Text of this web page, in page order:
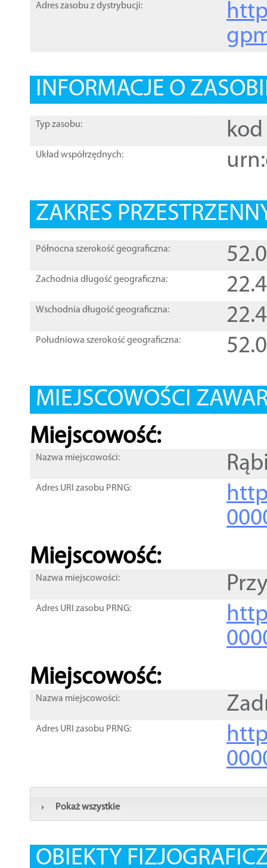
Adres zasobu z dystrybucji:
INFORMACJE O
Typ zasobu: kod
Układ współrzędnych:
ZAKRES
Północna szerokość geograficzna:
Zachodnia długość geograficzna:
Wschodnia długość geograficzna:
Południowa szerokość geograficzna:
MIEJSCOWOŚCI
Miejscowość:
Nazwa miejscowości:
Adres URI zasobu PRNG:
Miejscowość:
Nazwa miejscowości:
Adres URI zasobu PRNG:
Miejscowość:
Nazwa miejscowości:
Adres URI zasobu PRNG:
Pokaż wszystkie
OBIEKTY